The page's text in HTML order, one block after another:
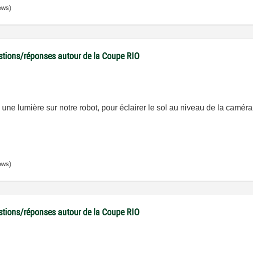
réponses autour de la Coupe RIO
lumière sur notre robot, pour éclairer le sol au niveau de la
réponses autour de la Coupe RIO